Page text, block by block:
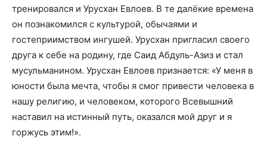
тренировался и Урусхан Евлоев. В те далёкие времена
он познакомился с культурой, обычаями и
гостеприимством ингушей. Урусхан пригласил своего
друга к себе на родину, где Саид Абдуль-Азиз и стал
мусульманином. Урусхан Евлоев признается: «У меня в
юности была мечта, чтобы я смог привести человека в
нашу религию, и человеком, которого Всевышний
наставил на истинный путь, оказался мой друг и я
горжусь этим!».